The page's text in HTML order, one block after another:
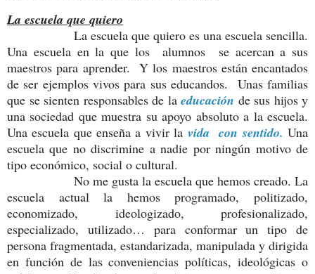
La escuela que quiero
La escuela que quiero es una escuela sencilla.
Una escuela en la que los alumnos se acercan a sus
maestros para aprender. Y los maestros están encantados
de ser ejemplos vivos para sus educandos. Unas familias
que se sienten responsables de la educación de sus hijos y
una sociedad que muestra su apoyo absoluto a la escuela.
Una escuela que enseña a vivir la vida con sentido. Una
escuela que no discrimine a nadie por ningún motivo de
tipo económico, social o cultural.
No me gusta la escuela que hemos creado. La
escuela actual la hemos programado, politizado,
economizado, ideologizado, profesionalizado,
especializado, utilizado… para conformar un tipo de
persona fragmentada, estandarizada, manipulada y dirigida
en función de las conveniencias políticas, ideológicas o